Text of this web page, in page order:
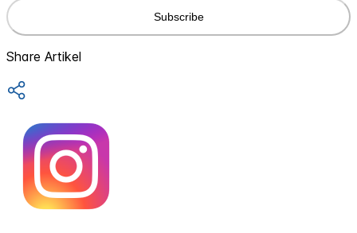
Subscribe
Share Artikel